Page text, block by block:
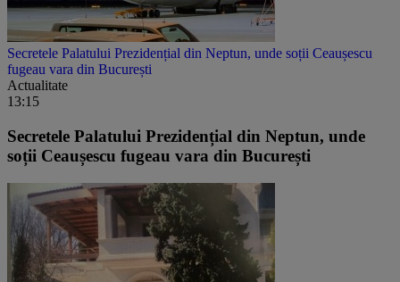
Secretele Palatului Prezidențial din Neptun, unde soții Ceaușescu
fugeau vara din București
Actualitate
13:15
Secretele Palatului Prezidențial din Neptun, unde
soții Ceaușescu fugeau vara din București